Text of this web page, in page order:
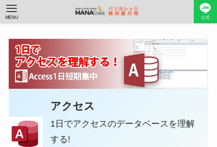
公式
MENU
アクセス
1日でアクセスのデータベースを理解
する!